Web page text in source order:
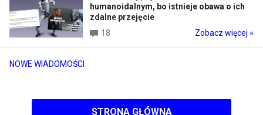
NOWE WIADOMOŚCI
humanoidalnym, bo istnieje obawa o ich
zdalne przejęcie
18
Zobacz więcej »
STRONA GŁÓWNA